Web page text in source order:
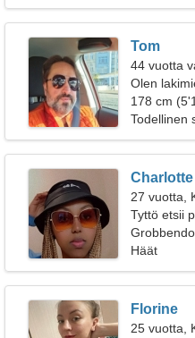
Tom
44 vuotta
Olen
178 cm
Todellinen
Charlotte
27 vuotta,
Tyttö etsii
Häät
Florine
25 vuotta,